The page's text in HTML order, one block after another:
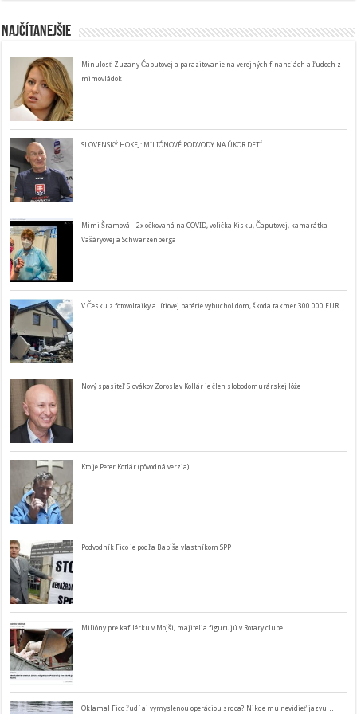
Najčítanejšie
Minulosť Zuzany Čaputovej a parazitovanie na verejných financiách a ľudoch z
mimovládok
SLOVENSKÝ HOKEJ: MILIÓNOVÉ PODVODY NA ÚKOR DETÍ
Mimi Šramová – 2x očkovaná na COVID, volička Kisku, Čaputovej, kamarátka
Vašáryovej a Schwarzenberga
V Česku z fotovoltaiky a lítiovej batérie vybuchol dom, škoda takmer 300 000 EUR
Nový spasiteľ Slovákov Zoroslav Kollár je člen slobodomurárskej lóže
Kto je Peter Kotlár (pôvodná verzia)
Podvodník Fico je podľa Babiša vlastníkom SPP
Milióny pre kafilérku v Mojši, majitelia figurujú v Rotary clube
Oklamal Fico ľudí aj vymyslenou operáciou srdca? Nikde mu nevidieť jazvu…